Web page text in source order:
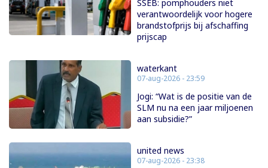
SSEB: pomphouders niet
verantwoordelijk voor hogere
brandstofprijs bij afschaffing
prijscap
waterkant
07-aug-2026 - 23:59
Jogi: “Wat is de positie van de
SLM nu na een jaar miljoenen
aan subsidie?”
united news
07-aug-2026 - 23:38